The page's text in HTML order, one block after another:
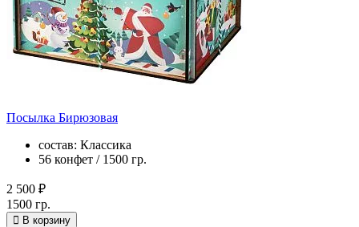
Посылка Бирюзовая
состав: Классика
56 конфет / 1500 гр.
2 500 ₽
1500 гр.
В корзину